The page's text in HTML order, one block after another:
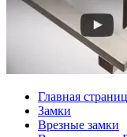
Главная
Замки
Врезные замки